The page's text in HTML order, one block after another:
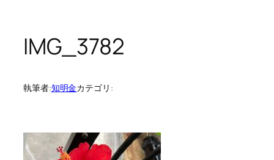
IMG_3782
執筆者:知明金カテゴリ: